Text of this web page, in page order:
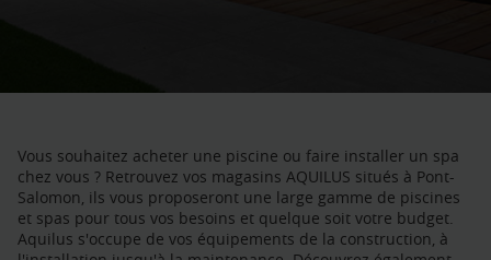
Vous souhaitez acheter une piscine ou faire installer un spa
chez vous ? Retrouvez vos magasins AQUILUS situés à Pont-
Salomon, ils vous proposeront une large gamme de piscines
et spas pour tous vos besoins et quelque soit votre budget.
Aquilus s'occupe de vos équipements de la construction, à